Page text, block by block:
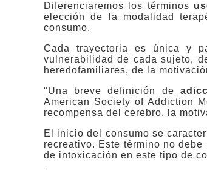
Diferenciaremos los términos
elección de la modalidad
consumo.
Cada trayectoria es única y
vulnerabilidad de cada sujeto,
heredofamiliares, de la
"Una breve definición de
American Society of Addiction
recompensa del cerebro, la
El inicio del consumo se
recreativo. Este término no
de intoxicación en este tipo de